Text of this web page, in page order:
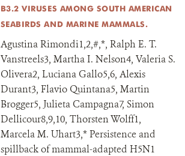
B3.2 VIRUSES AMONG SOUTH AMERICAN
SEABIRDS AND MARINE MAMMALS.
Agustina Rimondi1,2,#,*, Ralph E. T.
Vanstreels3, Martha I. Nelson4, Valeria S.
Olivera2, Luciana Gallo5,6, Alexis
Durant3, Flavio Quintana5, Martin
Brogger5, Julieta Campagna7, Simon
Dellicour8,9,10, Thorsten Wolff1,
Marcela M. Uhart3,* Persistence and
spillback of mammal-adapted H5N1